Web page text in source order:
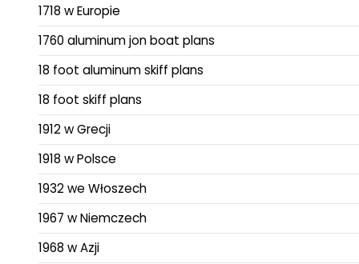
1718 w Europie
1760 aluminum jon boat plans
18 foot aluminum skiff plans
18 foot skiff plans
1912 w Grecji
1918 w Polsce
1932 we Włoszech
1967 w Niemczech
1968 w Azji